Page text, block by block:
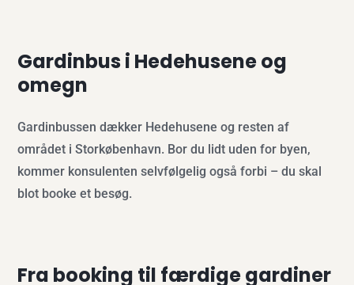
Gardinbus i Hedehusene og
omegn
Gardinbussen dækker Hedehusene og resten af
området i Storkøbenhavn. Bor du lidt uden for byen,
kommer konsulenten selvfølgelig også forbi – du skal
blot booke et besøg.
Fra booking til færdige gardiner